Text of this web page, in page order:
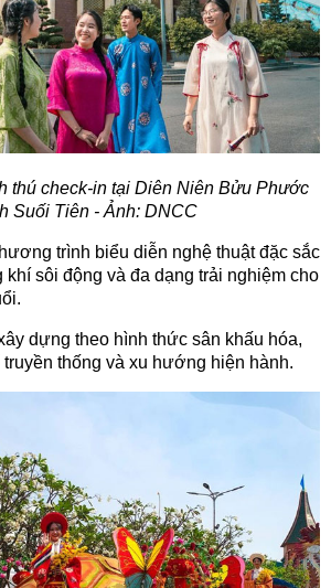
thú check-in tại Diên Niên Bửu Phước
Suối Tiên - Ảnh: DNCC
trình biểu diễn nghệ thuật đặc sắc
khí sôi động và đa dạng trải nghiệm cho
dựng theo hình thức sân khấu hóa,
thống và xu hướng hiện hành.